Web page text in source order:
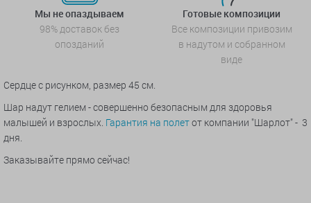
Мы не опаздываем
98% доставок без
опозданий
Готовые композиции
Все композиции привозим
в надутом и собранном
виде
Сердце с рисунком, размер 45 см.
Шар надут гелием - совершенно безопасным для здоровья
малышей и взрослых. Гарантия на полетот компании "Шарлот" - 3
дня.
Заказывайте прямо сейчас!